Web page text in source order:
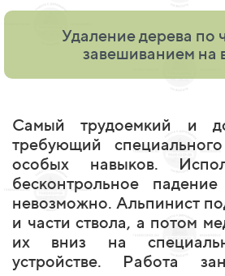
Удаление дерева по
завешиванием на
Самый трудоемкий и
требующий
особых навыков.
бесконтрольное
невозможно. Альпинист
и части ствола, а потом
их вниз на
устройстве. Работа